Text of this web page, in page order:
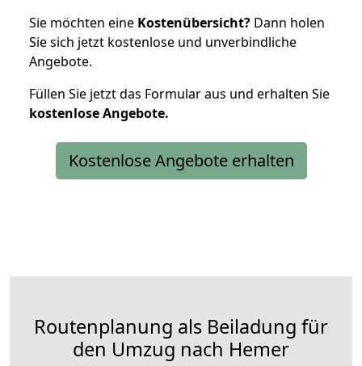
Sie möchten eine Kostenübersicht? Dann holen
Sie sich jetzt kostenlose und unverbindliche
Angebote.
Füllen Sie jetzt das Formular aus und erhalten Sie
kostenloseAngebote.
Kostenlose Angebote erhalten
Routenplanung als Beiladung für
den Umzug nach Hemer